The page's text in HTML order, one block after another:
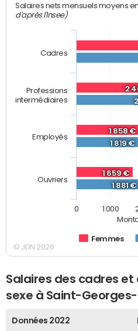
Salaires nets mensuels moyens
d'après l'Insee)
2
1 858 €
1 659 €
1 819 €
1 881 €
Femmes
Cadres
Professions
intermédiaires
Employés
Ouvriers
0 1 000
© JDN 2026
Salaires des cadres et
sexe à Saint-
Données 2022